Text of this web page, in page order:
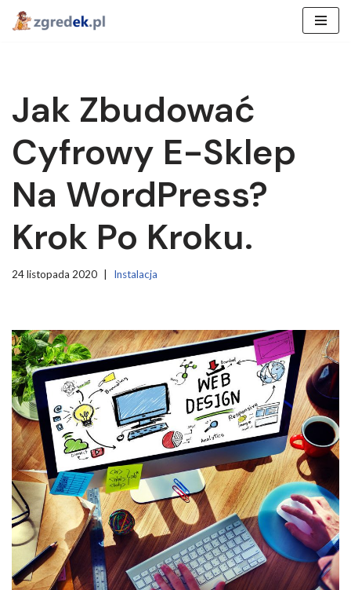
Jak Zbudować
Cyfrowy E-Sklep
Na WordPress?
Krok Po Kroku.
24 listopada 2020 Instalacja